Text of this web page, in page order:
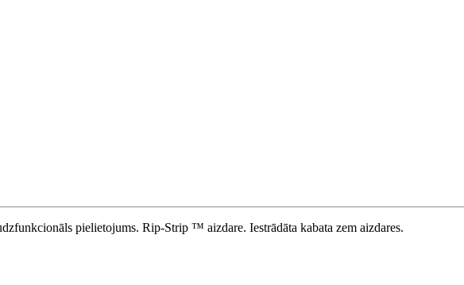
pielietojums. Rip-Strip ™ aizdare. Iestrādāta kabata zem aizdares.